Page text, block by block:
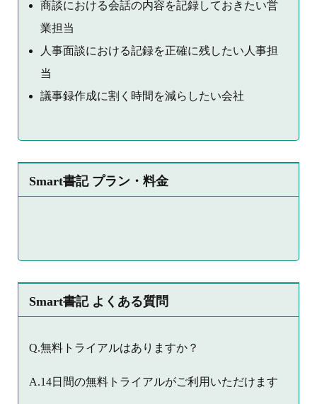
商談における会話の内容を記録しておきたい営
業担当
人事面談における記録を正確に残したい人事担
当
議事録作成に割く時間を減らしたい会社
Smart書記 プラン・料金
Smart書記 よくある質問
Q.無料トライアルはありますか？
A.14日間の無料トライアルがご利用いただけます